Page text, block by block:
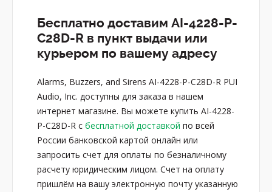
Бесплатно доставим AI-4228-P-
C28D-R в пункт выдачи или
курьером по вашему адресу
Alarms, Buzzers, and Sirens AI-4228-P-C28D-R PUI
Audio, Inc. доступны для заказа в нашем
интернет магазине. Вы можете купить AI-4228-
P-C28D-R с бесплатной доставкой по всей
России банковской картой онлайн или
запросить счет для оплаты по безналичному
расчету юридическим лицом. Счет на оплату
пришлём на вашу электронную почту указанную